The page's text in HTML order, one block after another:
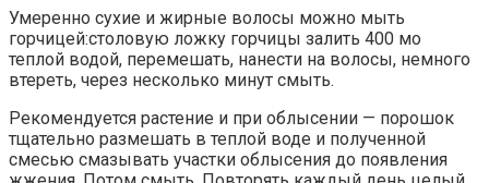
Умеренно сухие и жирные волосы можно мыть
горчицей:столовую ложку горчицы залить 400 мо
теплой водой, перемешать, нанести на волосы, немного
втереть, через несколько минут смыть.
Рекомендуется растение и при облысении — порошок
тщательно размешать в теплой воде и полученной
смесью смазывать участки облысения до появления